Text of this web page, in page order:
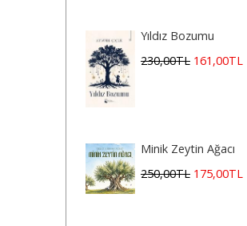
Yıldız Bozumu
230,00TL 161 ,00TL
Minik Zeytin Ağacı
250,00TL 175,00TL